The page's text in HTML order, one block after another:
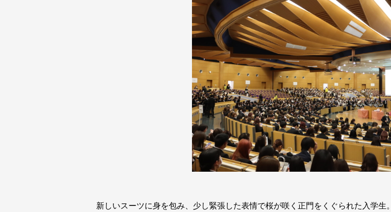
新しいスーツに身を包み、少し緊張した表情で桜が咲く正門をくぐられた入学生。